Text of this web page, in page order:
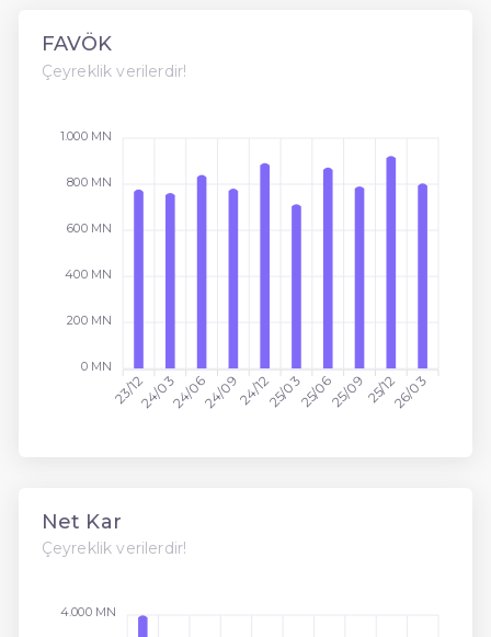
FAVÖK
Çeyreklik verilerdir!
23/1224/0324/0624/0924/1225/0325/0625/0925/1226/03
1.000 MN
800 MN
600 MN
400 MN
200 MN
0 MN
Net Kar
Çeyreklik verilerdir!
4.000 MN